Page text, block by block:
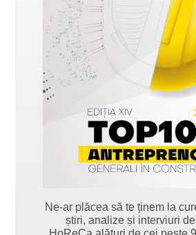
Ne-ar plăcea să te ținem la
știri, analize și interviuri